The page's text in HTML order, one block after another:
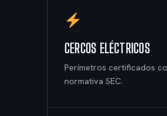
CERCOS ELÉCTRICOS
Perímetros certificados
normativa SEC.